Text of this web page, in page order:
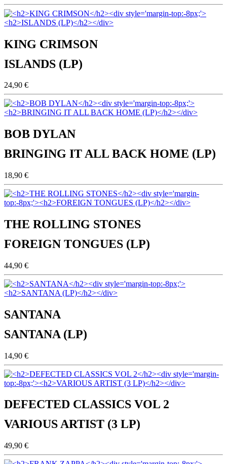
KING CRIMSON
ISLANDS (LP)
24,90 €
BOB DYLAN
BRINGING IT ALL BACK HOME (LP)
18,90 €
THE ROLLING STONES
FOREIGN TONGUES (LP)
44,90 €
SANTANA
SANTANA (LP)
14,90 €
DEFECTED CLASSICS VOL 2
VARIOUS ARTIST (3 LP)
49,90 €